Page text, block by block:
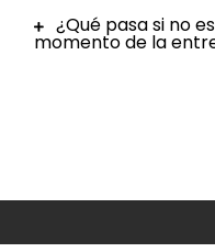
¿Qué pasa si no
momento de la